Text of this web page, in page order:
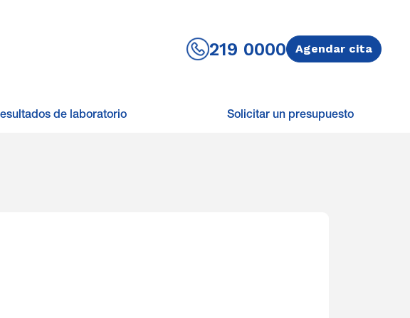
219 0000 Agendar cita
de laboratorio Solicitar un presupuesto